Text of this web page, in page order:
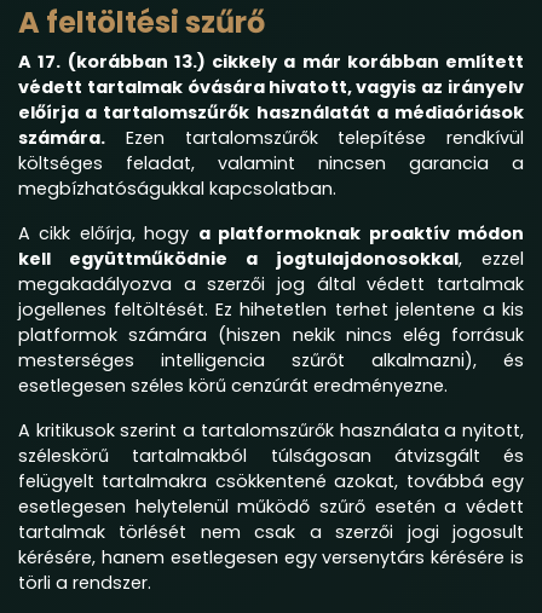
A feltöltési szűrő
A 17. (korábban 13.) cikkely a már korábban említett
védett tartalmak óvására hivatott, vagyis az irányelv
előírja a tartalomszűrők használatát a médiaóriások
számára. Ezen tartalomszűrők telepítése rendkívül
költséges feladat, valamint nincsen garancia a
megbízhatóságukkal kapcsolatban.
A cikk előírja, hogy a platformoknak proaktív módon
kell együttműködnie a jogtulajdonosokkal, ezzel
megakadályozva a szerzői jog által védett tartalmak
jogellenes feltöltését. Ez hihetetlen terhet jelentene a kis
platformok számára (hiszen nekik nincs elég forrásuk
mesterséges intelligencia szűrőt alkalmazni), és
esetlegesen széles körű cenzúrát eredményezne.
A kritikusok szerint a tartalomszűrők használata a nyitott,
széleskörű tartalmakból túlságosan átvizsgált és
felügyelt tartalmakra csökkentené azokat, továbbá egy
esetlegesen helytelenül működő szűrő esetén a védett
tartalmak törlését nem csak a szerzői jogi jogosult
kérésére, hanem esetlegesen egy versenytárs kérésére is
törli a rendszer.